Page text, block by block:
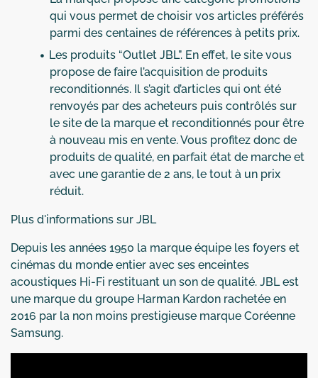
qui vous permet de choisir vos articles préférés
parmi des centaines de références à petits prix.
Les produits “Outlet JBL”. En effet, le site vous
propose de faire l’acquisition de produits
reconditionnés. Il s’agit d’articles qui ont été
renvoyés par des acheteurs puis contrôlés sur
le site de la marque et reconditionnés pour être
à nouveau mis en vente. Vous profitez donc de
produits de qualité, en parfait état de marche et
avec une garantie de 2 ans, le tout à un prix
réduit.
Plus d'informations sur JBL
Depuis les années 1950 la marque équipe les foyers et
cinémas du monde entier avec ses enceintes
acoustiques Hi-Fi restituant un son de qualité. JBL est
une marque du groupe Harman Kardon rachetée en
2016 par la non moins prestigieuse marque Coréenne
Samsung.